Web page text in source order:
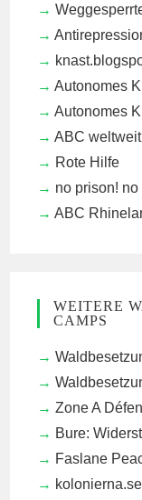
Autonomes
Autonomes
ABC weltweit
Rote Hilfe
no prison! no
ABC
WEITERE
CAMPS
Zone A
Bure:
Faslane
kolonierna.se